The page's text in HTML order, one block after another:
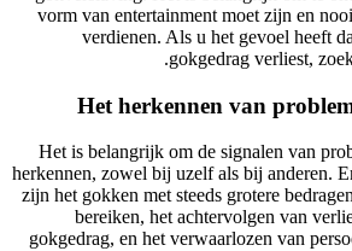
vorm van entertainment moet zijn en
verdienen. Als u het gevoel heeft
gokgedrag verliest,
Het herkennen van
Het is belangrijk om de signalen van
herkennen, zowel bij uzelf als bij anderen.
zijn het gokken met steeds grotere
bereiken, het achtervolgen van
gokgedrag, en het verwaarlozen van